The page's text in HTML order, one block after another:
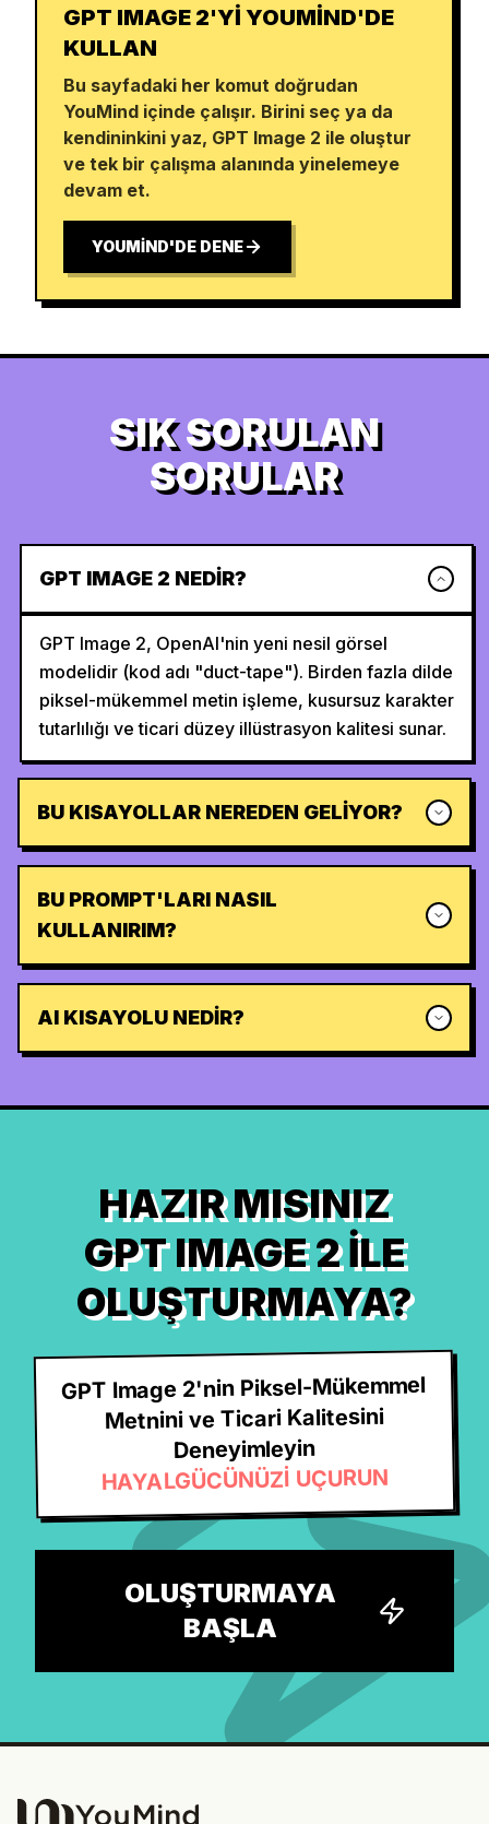
GPT IMAGE 2'YI YOUMIND'DE
KULLAN
Bu sayfadaki her komut doğrudan
YouMind içinde çalışır. Birini seç ya da
kendininkini yaz, GPT Image 2 ile oluştur
ve tek bir çalışma alanında yinelemeye
devam et.
YOUMIND'DE DENE
SIK SORULAN
SORULAR
GPT IMAGE 2 NEDIR?
GPT Image 2, OpenAI'nin yeni nesil görsel
modelidir (kod adı "duct-tape"). Birden fazla dilde
piksel-mükemmel metin işleme, kusursuz karakter
tutarlılığı ve ticari düzey illüstrasyon kalitesi sunar.
BU KISAYOLLAR NEREDEN GELIYOR?
BU PROMPT'LARI NASIL
KULLANIRIM?
AI KISAYOLU NEDIR?
HAZIR MISINIZ
GPT IMAGE 2 ILE
OLUŞTURMAYA?
GPT Image 2'nin Piksel-Mükemmel
Metnini ve Ticari Kalitesini
Deneyimleyin
HAYALGÜCÜNÜZİ UÇURUN
OLUŞTURMAYA
BAŞLA